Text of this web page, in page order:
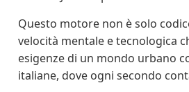
Questo motore non è solo
velocità mentale e tecnologica
esigenze di un mondo urbano
italiane, dove ogni secondo